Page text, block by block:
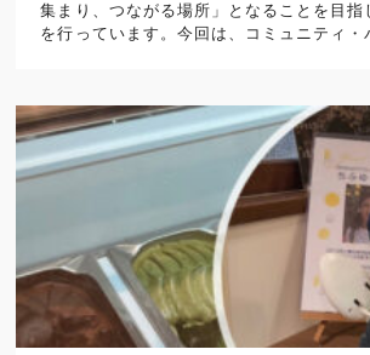
集まり、つながる場所」となることを目指
を行っています。今回は、コミュニティ